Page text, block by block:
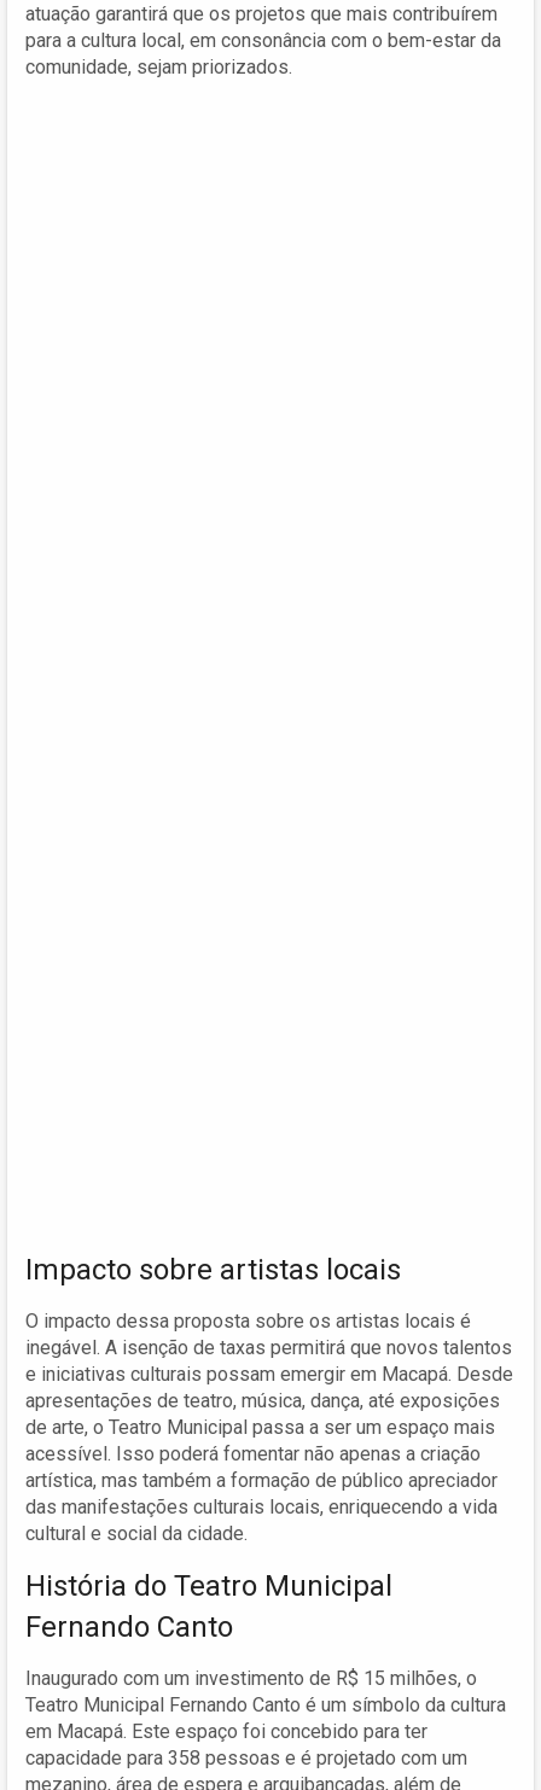
atuação garantirá que os projetos que mais contribuírem
para a cultura local, em consonância com o bem-estar da
comunidade, sejam priorizados.
Impacto sobre artistas locais
O impacto dessa proposta sobre os artistas locais é
inegável. A isenção de taxas permitirá que novos talentos
e iniciativas culturais possam emergir em Macapá. Desde
apresentações de teatro, música, dança, até exposições
de arte, o Teatro Municipal passa a ser um espaço mais
acessível. Isso poderá fomentar não apenas a criação
artística, mas também a formação de público apreciador
das manifestações culturais locais, enriquecendo a vida
cultural e social da cidade.
História do Teatro Municipal
Fernando Canto
Inaugurado com um investimento de R$ 15 milhões, o
Teatro Municipal Fernando Canto é um símbolo da cultura
em Macapá. Este espaço foi concebido para ter
capacidade para 358 pessoas e é projetado com um
mezanino, área de espera e arquibancadas, além de